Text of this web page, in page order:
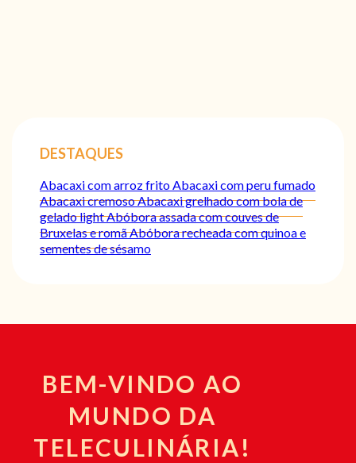
DESTAQUES
Abacaxi com arroz fritoAbacaxi com peru fumado
Abacaxi cremosoAbacaxi grelhado com bola de
gelado lightAbóbora assada com couves de
Bruxelas e romãAbóbora recheada com quinoa e
sementes de sésamo
BEM-VINDO AO
MUNDO DA
TELECULINÁRIA!